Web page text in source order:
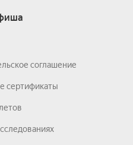
соглашение
сертификаты